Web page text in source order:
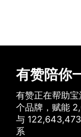
有赞陪你
有赞正在帮助
个品牌， 赋能
与 122,643,473
系